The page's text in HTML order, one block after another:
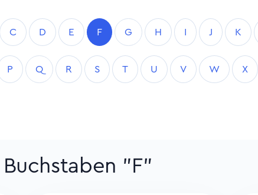
C D E F G H I J K
P Q R S T U V W X
"F"